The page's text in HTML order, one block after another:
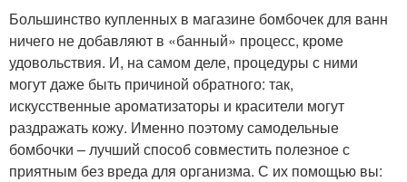
Большинство купленных в магазине бомбочек для ванн
ничего не добавляют в «банный» процесс, кроме
удовольствия. И, на самом деле, процедуры с ними
могут даже быть причиной обратного: так,
искусственные ароматизаторы и красители могут
раздражать кожу. Именно поэтому самодельные
бомбочки – лучший способ совместить полезное с
приятным без вреда для организма. С их помощью вы: